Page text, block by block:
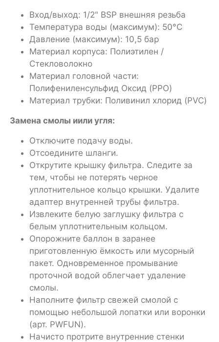
Вход/выход: 1/2" BSP внешняя резьба
Температура воды (максимум): 50°C
Давление (максимум): 10,5 бар
Материал корпуса: Полиэтилен /
Стекловолокно
Материал головной части:
Полифениленсульфид Оксид (PPO)
Материал трубки: Поливинил хлорид (PVC)
Замена смолы иили угля:
Отключите подачу воды.
Отсоедините шланги.
Открутите крышку фильтра. Следите за
тем, чтобы не потерять черное
уплотнительное кольцо крышки. Удалите
адаптер внутренней трубы фильтра.
Извлеките белую заглушку фильтра с
белым уплотнительным кольцом.
Опорожните баллон в заранее
приготовленную ёмкость или мусорный
пакет. Одновременное промывание
проточной водой облегчает удаление
смолы.
Наполните фильтр свежей смолой с
помощью небольшой лопатки или воронки
(арт. PWFUN).
Начисто протрите внутренние стенки